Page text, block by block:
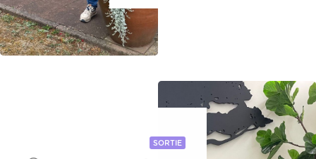
SORTIE